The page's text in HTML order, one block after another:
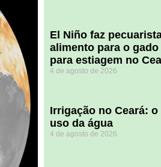
El Niño faz
alimento para o
para estiagem no
4 de agosto de 2026
Irrigação no Ceará:
uso da água
4 de agosto de 2026